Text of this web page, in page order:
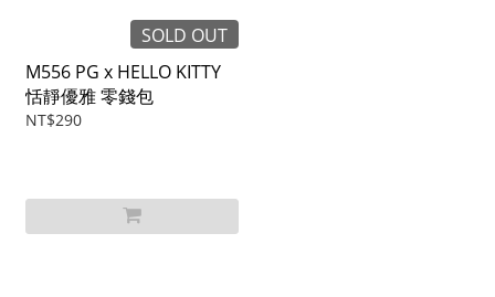
SOLD OUT
M556 PG x HELLO KITTY
恬靜優雅 零錢包
NT$290